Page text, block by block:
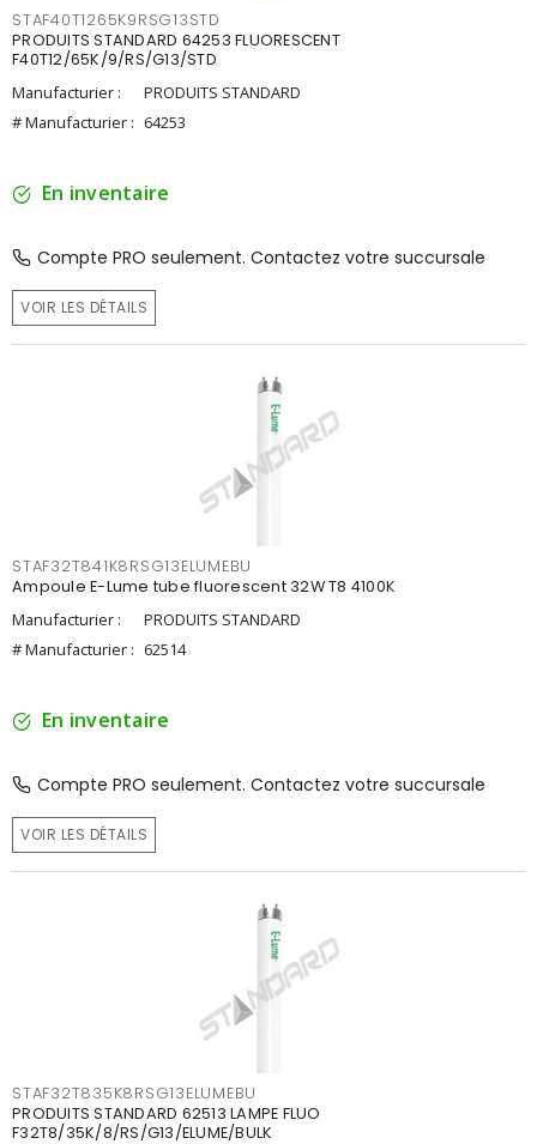
STAF40T1265K9RSG13STD
PRODUITS STANDARD 64253 FLUORESCENT
F40T12/65K/9/RS/G13/STD
Manufacturier :
PRODUITS STANDARD
# Manufacturier : 64253
En inventaire
Compte PRO seulement. Contactez votre succursale
VOIR LES DÉTAILS
STAF32T841K8RSG13ELUMEBU
Ampoule E-Lume tube fluorescent 32W T8 4100K
Manufacturier :
PRODUITS STANDARD
# Manufacturier : 62514
En inventaire
Compte PRO seulement. Contactez votre succursale
VOIR LES DÉTAILS
STAF32T835K8RSG13ELUMEBU
PRODUITS STANDARD 62513 LAMPE FLUO
F32T8/35K/8/RS/G13/ELUME/BULK